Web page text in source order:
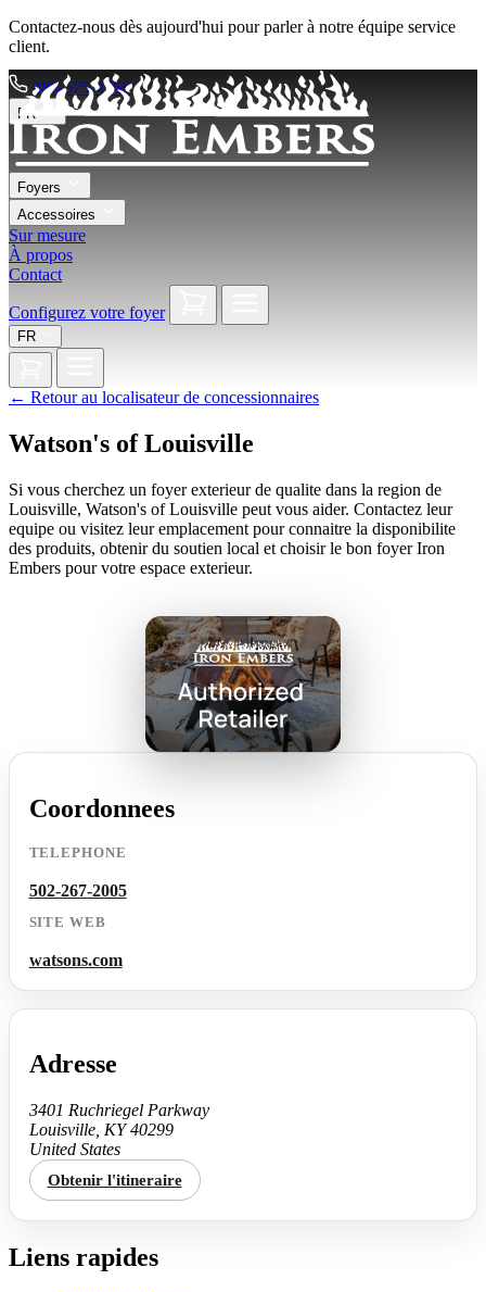
Contactez-nous dès aujourd'hui pour parler à notre équipe service
client.
888-575-4766
FR
Foyers
Accessoires
Sur mesure
À propos
Contact
Configurez votre foyer
FR
← Retour au localisateur de concessionnaires
Watson's of Louisville
Si vous cherchez un foyer exterieur de qualite dans la region de
Louisville, Watson's of Louisville peut vous aider. Contactez leur
equipe ou visitez leur emplacement pour connaitre la disponibilite
des produits, obtenir du soutien local et choisir le bon foyer Iron
Embers pour votre espace exterieur.
Coordonnees
TELEPHONE
502-267-2005
SITE WEB
watsons.com
Adresse
3401 Ruchriegel Parkway
Louisville, KY 40299
United States
Obtenir l'itineraire
Liens rapides